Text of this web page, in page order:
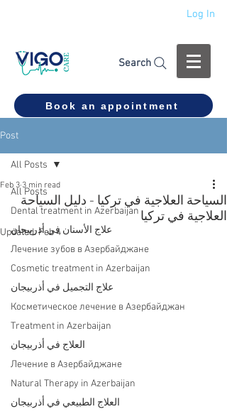
Log In
Search
Book an appointment
Post
All Posts
Dental treatment in Azerbaijan
علاج الأسنان في أذربيجان
Лечение зубов в Азербайджане
Cosmetic treatment in Azerbaijan
علاج التجميل في أذربيجان
Косметическое лечение в Азербайджан
Treatment in Azerbaijan
العلاج في أذربيجان
Лечение в Азербайджане
Natural Therapy in Azerbaijan
العلاج الطبيعي في أذربيجان
All Posts
السياحة العلاجية في تركيا - دليل السياحة
العلاجية في تركيا
Feb 3 3 min read
Updated:Feb 4